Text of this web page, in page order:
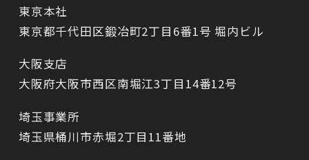
東京本社
東京都千代田区鍛冶町2丁目6番1号 堀内ビル
大阪支店
大阪府大阪市西区南堀江3丁目14番12号
埼玉事業所
埼玉県桶川市赤堀2丁目11番地